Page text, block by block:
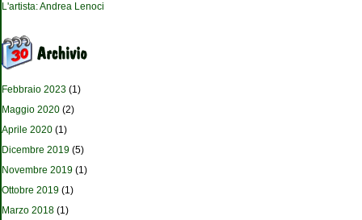
L'artista: Andrea Lenoci
Febbraio 2023 (1)
Maggio 2020 (2)
Aprile 2020 (1)
Dicembre 2019 (5)
Novembre 2019 (1)
Ottobre 2019 (1)
Marzo 2018 (1)